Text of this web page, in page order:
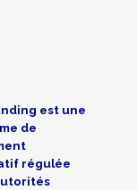
est une
de
régulée